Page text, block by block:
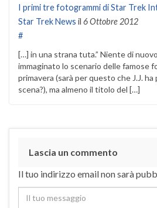
I primi tre fotogrammi di Star Trek
Star Trek News il 6 Ottobre 2012
#
[…] in una strana tuta.” Niente di
immaginato lo scenario delle famose
primavera (sarà per questo che J.J.
scena?), ma almeno il titolo del […]
Lascia un commento
Il tuo indirizzo email non sarà